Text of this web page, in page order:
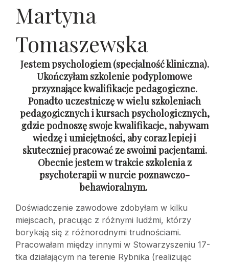
Martyna
Tomaszewska
Jestem psychologiem (specjalność kliniczna).
Ukończyłam szkolenie podyplomowe
przyznające kwalifikacje pedagogiczne.
Ponadto uczestniczę w wielu szkoleniach
pedagogicznych i kursach psychologicznych,
gdzie podnoszę swoje kwalifikacje, nabywam
wiedzę i umiejętności, aby coraz lepiej i
skuteczniej pracować ze swoimi pacjentami.
Obecnie jestem w trakcie szkolenia z
psychoterapii w nurcie poznawczo-
behawioralnym.
Doświadczenie zawodowe zdobyłam w kilku
miejscach, pracując z różnymi ludźmi, którzy
borykają się z różnorodnymi trudnościami.
Pracowałam między innymi w Stowarzyszeniu 17-
tka działającym na terenie Rybnika (realizując